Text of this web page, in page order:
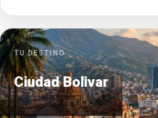
TU DESTINO
Ciudad Bolivar